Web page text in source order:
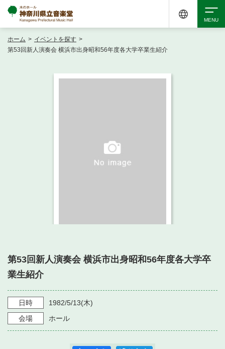
・ フロアマップ
・ よくある質問
・ 空き状況
・ 利用料金
・ 音楽堂のご案内
・ フロアマップ
・ 芸術参与
神奈川県立音楽堂
SNS
ホーム > イベントを探す >
第53回新人演奏会 横浜市出身昭和56年度各大学卒業生紹介
第53回新人演奏会 横浜市出身昭和56年度各大学卒
業生紹介
日時 1982/5/13(木)
会場
ホール